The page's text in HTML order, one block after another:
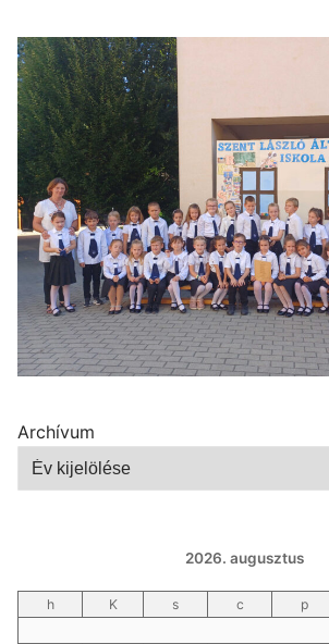
Archívum
2026. augusztus
h K s c p